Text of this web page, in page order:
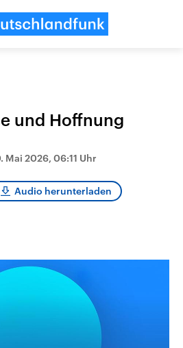
zu
der Erde,
Der Überfall der
Terrororganisation Hamas
Oktober 2023 auf Israel
Region wieder die
Israel möchte die Hamas
Diese wird wie die
Libanon vom Iran
und Hoffnung
Mai 2026, 06:11 Uhr
Audio herunterladen